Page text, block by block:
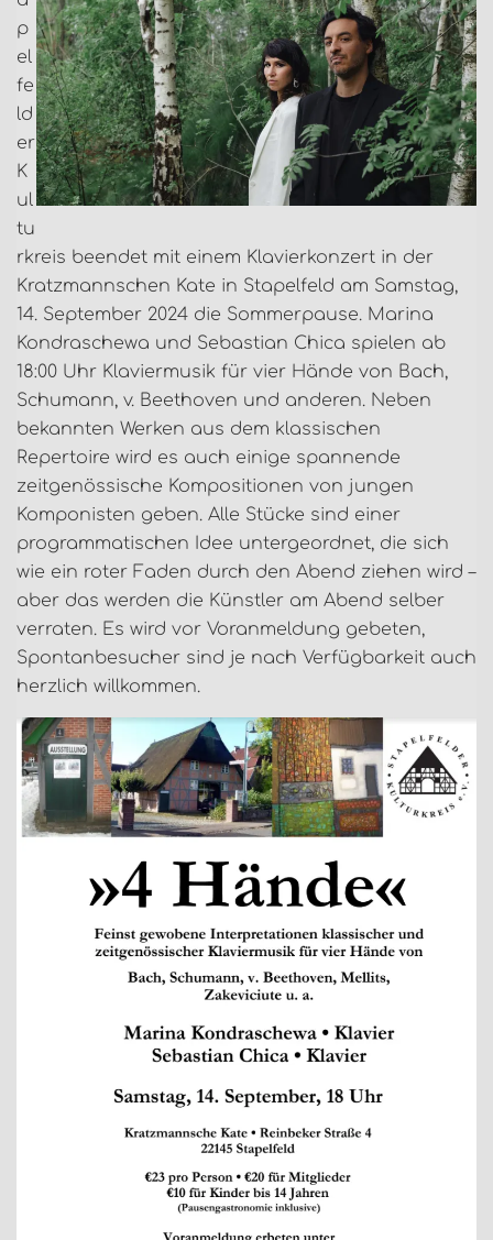
p
el
fe
ld
er
K
ul
tu
rkreis beendet mit einem Klavierkonzert in der
Kratzmannschen Kate in Stapelfeld am Samstag,
14. September 2024 die Sommerpause. Marina
Kondraschewa und Sebastian Chica spielen ab
18:00 Uhr Klaviermusik für vier Hände von Bach,
Schumann, v. Beethoven und anderen. Neben
bekannten Werken aus dem klassischen
Repertoire wird es auch einige spannende
zeitgenössische Kompositionen von jungen
Komponisten geben. Alle Stücke sind einer
programmatischen Idee untergeordnet, die sich
wie ein roter Faden durch den Abend ziehen wird –
aber das werden die Künstler am Abend selber
verraten. Es wird vor Voranmeldung gebeten,
Spontanbesucher sind je nach Verfügbarkeit auch
herzlich willkommen.